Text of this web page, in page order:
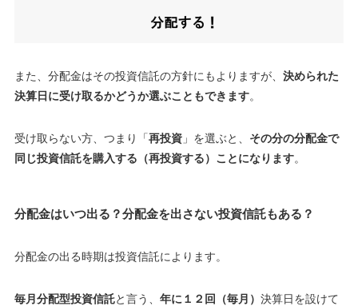
また、分配金はその投資信託の方針にもよりますが、 決められた
決算日に受け取るかどうか選ぶこともできます。
受け取らない方、つまり「再投資」を選ぶと、 その分の分配金で
同じ投資信託を購入する（再投資する）ことになります。
分配金はいつ出る？分配金を出さない投資信託もある？
分配金の出る時期は投資信託によります。
毎月分配型投資信託と言う、 年に１２回（毎月） 決算日を設けて